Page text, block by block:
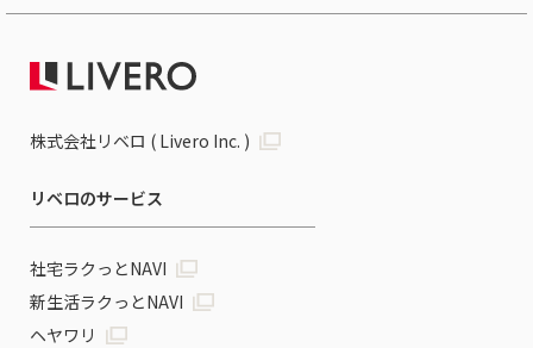
株式会社リベロ ( Livero Inc. )
リベロのサービス
社宅ラクっとNAVI
新生活ラクっとNAVI
ヘヤワリ